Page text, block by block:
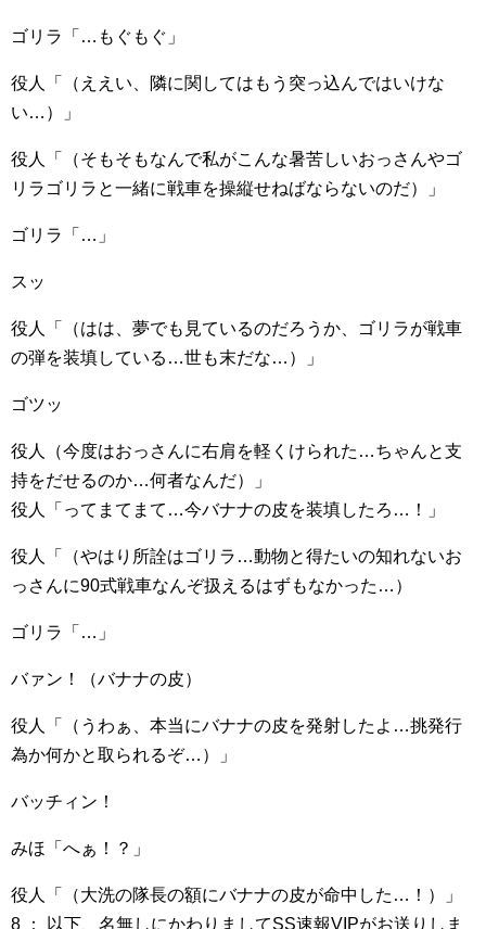
ゴリラ「…もぐもぐ」
役人「（ええい、隣に関してはもう突っ込んではいけな
い…）」
役人「（そもそもなんで私がこんな暑苦しいおっさんやゴ
リラゴリラと一緒に戦車を操縦せねばならないのだ）」
ゴリラ「…」
スッ
役人「（はは、夢でも見ているのだろうか、ゴリラが戦車
の弾を装填している…世も末だな…）」
ゴツッ
役人（今度はおっさんに右肩を軽くけられた…ちゃんと支
持をだせるのか…何者なんだ）」
役人「ってまてまて…今バナナの皮を装填したろ…！」
役人「（やはり所詮はゴリラ…動物と得たいの知れないお
っさんに90式戦車なんぞ扱えるはずもなかった…）
ゴリラ「…」
バァン！（バナナの皮）
役人「（うわぁ、本当にバナナの皮を発射したよ…挑発行
為か何かと取られるぞ…）」
バッチィン！
みほ「へぁ！？」
役人「（大洗の隊長の額にバナナの皮が命中した…！）」
8 ： 以下、名無しにかわりましてSS速報VIPがお送りしま